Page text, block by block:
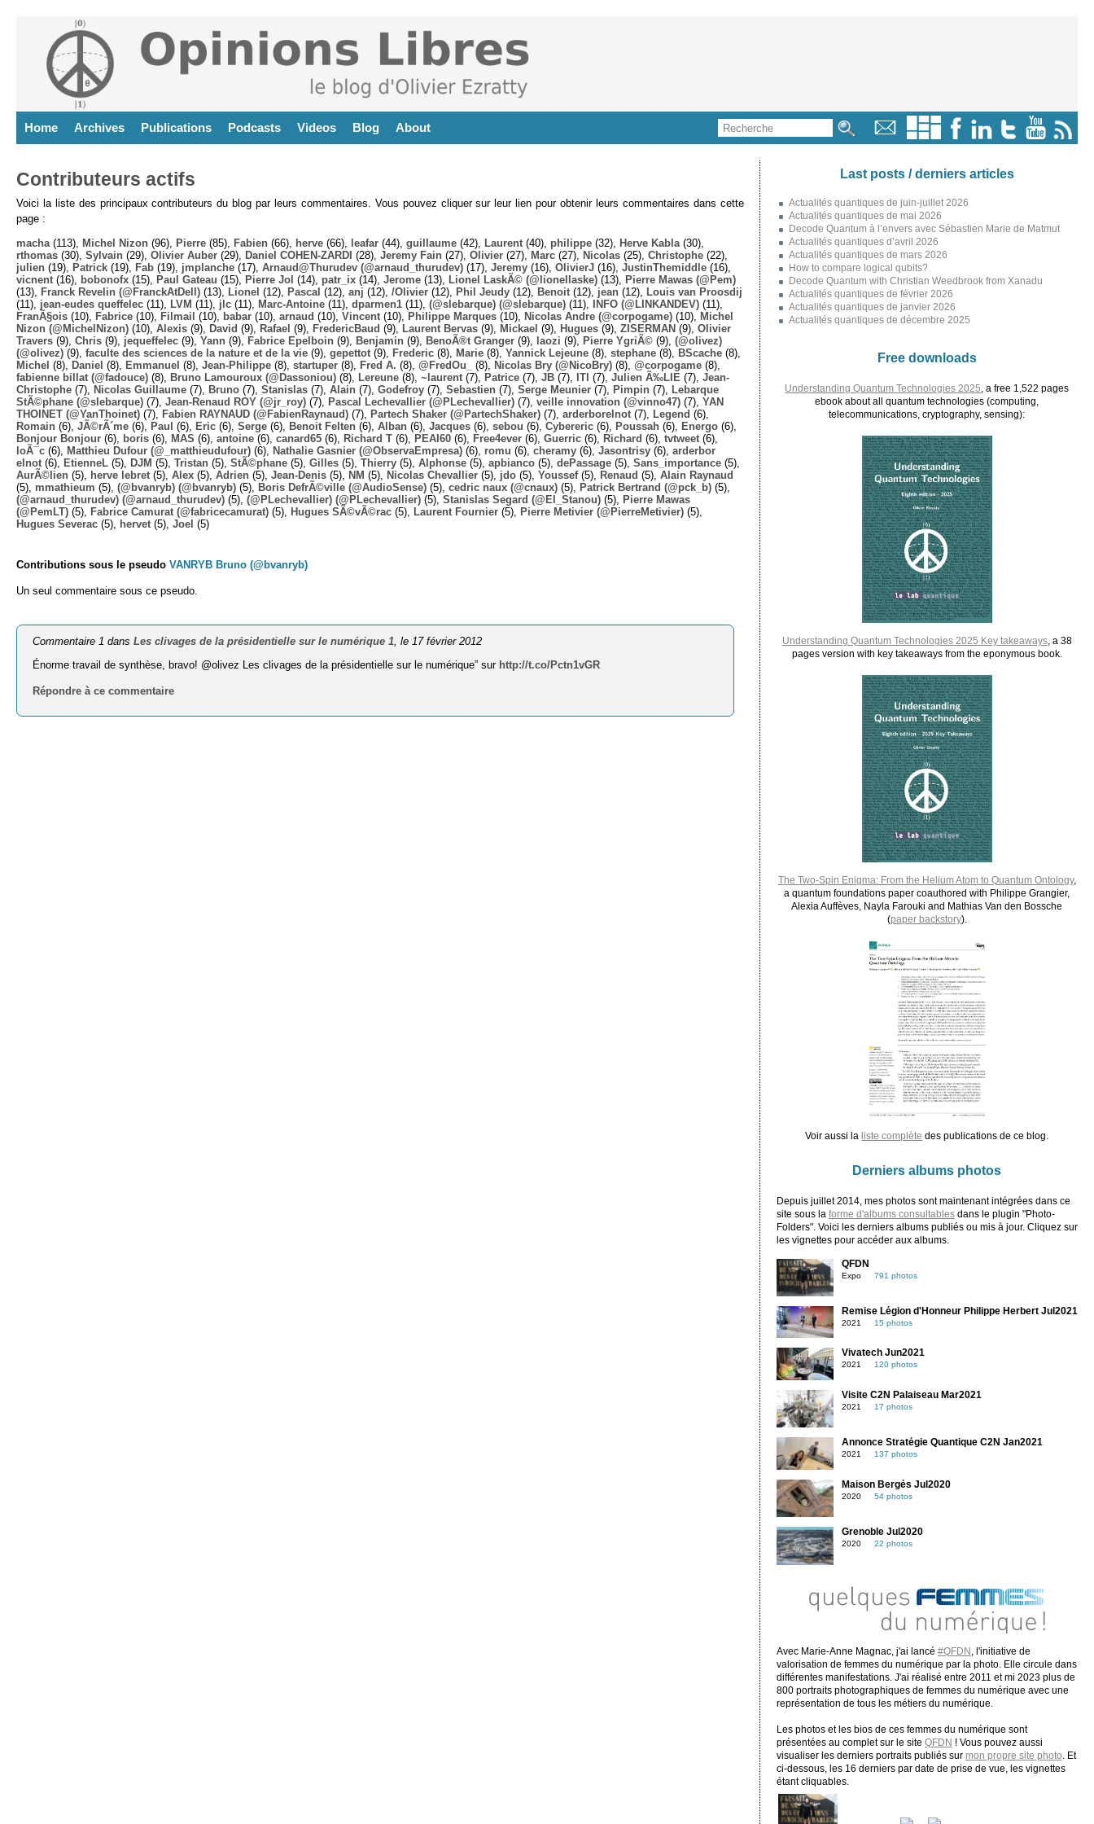
Home Archives Publications Podcasts Videos Blog About
Contributeurs actifs
Voici la liste des principaux contributeurs du blog par leurs commentaires. Vous pouvez cliquer sur leur lien pour obtenir leurs commentaires dans cette
page :
macha (113), Michel Nizon (96), Pierre (85), Fabien (66), herve (66), leafar (44), guillaume (42), Laurent (40), philippe (32), Herve Kabla (30),
rthomas (30), Sylvain (29), Olivier Auber (29), Daniel COHEN-ZARDI (28), Jeremy Fain (27), Olivier (27), Marc (27), Nicolas (25), Christophe (22),
julien (19), Patrick (19), Fab (19), jmplanche (17), Arnaud@Thurudev (@arnaud_thurudev) (17), Jeremy (16), OlivierJ (16), JustinThemiddle (16),
vicnent (16), bobonofx (15), Paul Gateau (15), Pierre Jol (14), patr_ix (14), Jerome (13), Lionel LaskÃ© (@lionellaske) (13),
Pierre Mawas (@Pem)
(13),
Franck Revelin (@FranckAtDell) (13), Lionel (12), Pascal (12), anj (12), /Olivier (12), Phil Jeudy (12), Benoit (12), jean (12),
Louis van Proosdij
(11), jean-eudes queffelec (11), LVM (11), jlc (11), Marc-Antoine (11), dparmen1 (11), (@slebarque) (@slebarque) (11), INFO (@LINKANDEV) (11),
FranÃ§ois (10), Fabrice (10), Filmail (10), babar (10), arnaud (10), Vincent (10), Philippe Marques (10), Nicolas Andre (@corpogame) (10),
Michel
Nizon (@MichelNizon) (10), Alexis (9), David (9), Rafael (9), FredericBaud (9), Laurent Bervas (9), Mickael (9), Hugues (9), ZISERMAN (9), Olivier
Travers (9), Chris (9), jequeffelec (9), Yann (9), Fabrice Epelboin (9), Benjamin (9), BenoÃ®t Granger (9), laozi (9), Pierre YgriÃ© (9), (@olivez)
(@olivez) (9), faculte des sciences de la nature et de la vie (9), gepettot (9), Frederic (8), Marie (8), Yannick Lejeune (8), stephane (8), BScache (8),
Michel (8), Daniel (8), Emmanuel (8), Jean-Philippe (8), startuper (8), Fred A. (8), @FredOu_ (8), Nicolas Bry (@NicoBry) (8), @corpogame (8),
fabienne billat (@fadouce) (8), Bruno Lamouroux (@Dassoniou) (8), Lereune (8), ~laurent (7), Patrice (7), JB (7), ITI (7), Julien Ã‰LIE (7), Jean-
Christophe (7), Nicolas Guillaume (7), Bruno (7), Stanislas (7), Alain (7), Godefroy (7), Sebastien (7), Serge Meunier (7), Pimpin (7),
Lebarque
StÃ©phane (@slebarque) (7), Jean-Renaud ROY (@jr_roy) (7), Pascal Lechevallier (@PLechevallier) (7), veille innovation (@vinno47) (7), YAN
THOINET (@YanThoinet) (7), Fabien RAYNAUD (@FabienRaynaud) (7), Partech Shaker (@PartechShaker) (7), arderborelnot (7), Legend (6),
Romain (6), JÃ©rÃ´me (6), Paul (6), Eric (6), Serge (6), Benoit Felten (6), Alban (6), Jacques (6), sebou (6), Cybereric (6), Poussah (6), Energo (6),
Bonjour Bonjour (6), boris (6), MAS (6), antoine (6), canard65 (6), Richard T (6), PEAI60 (6), Free4ever (6), Guerric (6), Richard (6), tvtweet (6),
loÃ¯c (6), Matthieu Dufour (@_matthieudufour) (6), Nathalie Gasnier (@ObservaEmpresa) (6), romu (6), cheramy (6), Jasontrisy (6), arderbor
elnot (6), EtienneL (5), DJM (5), Tristan (5), StÃ©phane (5), Gilles (5), Thierry (5), Alphonse (5), apbianco (5), dePassage (5), Sans_importance (5),
AurÃ©lien (5), herve lebret (5), Alex (5), Adrien (5), Jean-Denis (5), NM (5), Nicolas Chevallier (5), jdo (5), Youssef(5), Renaud (5), Alain Raynaud
(5), mmathieum (5), (@bvanryb) (@bvanryb) (5), Boris DefrÃ©ville (@AudioSense) (5), cedric naux (@cnaux) (5), Patrick Bertrand (@pck_b) (5),
(@arnaud_thurudev) (@arnaud_thurudev) (5), (@PLechevallier) (@PLechevallier) (5), Stanislas Segard (@El_Stanou) (5),
Pierre Mawas
(@PemLT) (5), Fabrice Camurat (@fabricecamurat) (5), Hugues SÃ©vÃ©rac (5), Laurent Fournier (5), Pierre Metivier (@PierreMetivier) (5),
Hugues Severac (5), hervet (5), Joel (5)
Contributions sous le pseudo VANRYB Bruno (@bvanryb)
Un seul commentaire sous ce pseudo.
Commentaire 1 dansLes clivages de la présidentielle sur le numérique 1 , le 17 février 2012
Énorme travail de synthèse, bravo! @olivez Les clivages de la présidentielle sur le numérique” sur http://t.co/Pctn1vGR
Répondre à ce commentaire
Last posts / derniers articles
Actualités quantiques de juin-juillet 2026
Actualités quantiques de mai 2026
Decode Quantum à l’envers avec Sébastien Marie de Matmut
Actualités quantiques d’avril 2026
Actualités quantiques de mars 2026
How to compare logical qubits?
Decode Quantum with Christian Weedbrook from Xanadu
Actualités quantiques de février 2026
Actualités quantiques de janvier 2026
Actualités quantiques de décembre 2025
Free downloads
Understanding Quantum Technologies 2025 , a free 1,522 pages
ebook about all quantum technologies (computing,
telecommunications, cryptography, sensing):
Understanding Quantum Technologies 2025 Key takeaways, a 38
pages version with key takeaways from the eponymous book.
The Two-Spin Enigma: From the Helium Atom to Quantum Ontology,
a quantum foundations paper coauthored with Philippe Grangier,
Alexia Auffèves, Nayla Farouki and Mathias Van den Bossche
(paper backstory).
Voir aussi la liste complète des publications de ce blog.
Derniers albums photos
Depuis juillet 2014, mes photos sont maintenant intégrées dans ce
site sous la forme d'albums consultablesdans le plugin "Photo-
Folders". Voici les derniers albums publiés ou mis à jour. Cliquez sur
les vignettes pour accéder aux albums.
QFDN
Expo 791 photos
Remise Légion d'Honneur Philippe Herbert Jul2021
2021 15 photos
Vivatech Jun2021
2021 120 photos
Visite C2N Palaiseau Mar2021
2021 17 photos
Annonce Stratégie Quantique C2N Jan2021
2021 137 photos
Maison Bergès Jul2020
2020 54 photos
Grenoble Jul2020
2020 22 photos
Avec Marie-Anne Magnac, j'ai lancé #QFDN
, l'initiative de
valorisation de femmes du numérique par la photo. Elle circule dans
différentes manifestations. J'ai réalisé entre 2011 et mi 2023 plus de
800 portraits photographiques de femmes du numérique avec une
représentation de tous les métiers du numérique.
Les photos et les bios de ces femmes du numérique sont
présentées au complet sur le site QFDN ! Vous pouvez aussi
visualiser les derniers portraits publiés sur mon propre site photo . Et
ci-dessous, les 16 derniers par date de prise de vue, les vignettes
étant cliquables.